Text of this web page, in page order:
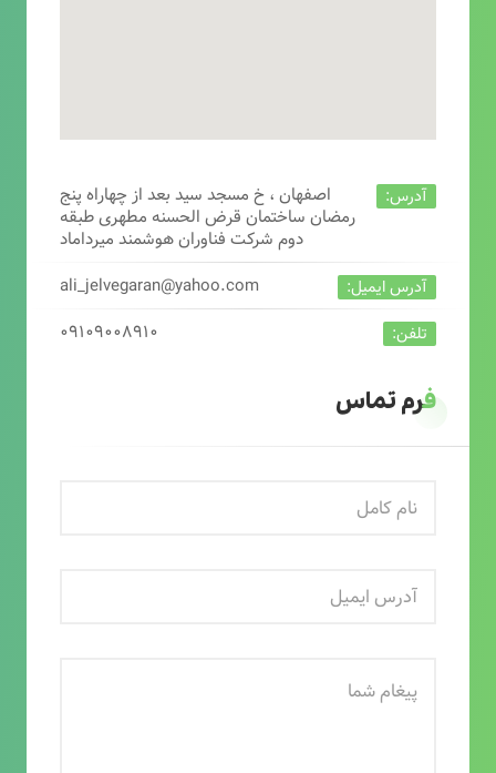
آدرس:
اصفهان ، خ مسجد سید بعد از چهاراه پنج
رمضان ساختمان قرض الحسنه مطهری طبقه
دوم شرکت فناوران هوشمند میرداماد
آدرس ایمیل: ali_jelvegaran@yahoo.com
تلفن: ۰۹۱۰۹۰۰۸۹۱۰
فرم تماس